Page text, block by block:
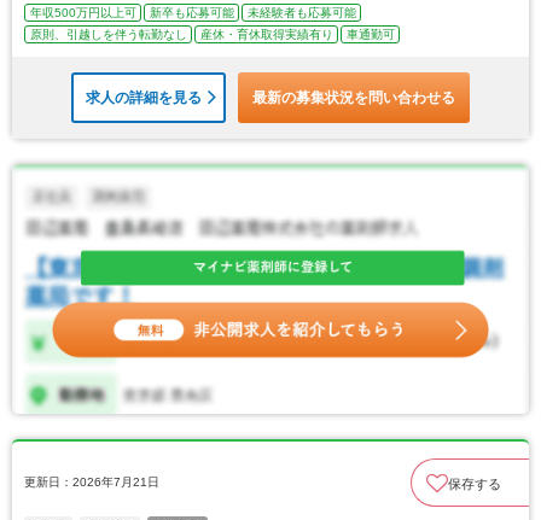
年収500万円以上可 新卒も応募可能
未経験者も応募可能
原則、引越しを伴う転勤なし
産休・育休取得実績有り 車通勤可
求人の詳細を見る 最新の募集状況を問い合わせる
更新日：2026年7月21日 保存する